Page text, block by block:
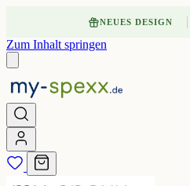
NEUES DESIGN
Zum Inhalt springen